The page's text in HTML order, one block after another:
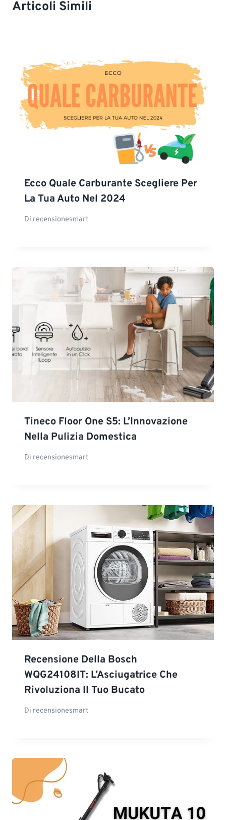
Articoli Simili
Ecco Quale Carburante Scegliere Per
La Tua Auto Nel 2024
Di recensionesmart
Tineco Floor One S5: L’Innovazione
Nella Pulizia Domestica
Di recensionesmart
Recensione Della Bosch
WQG24108IT: L’Asciugatrice Che
Rivoluziona Il Tuo Bucato
Di recensionesmart